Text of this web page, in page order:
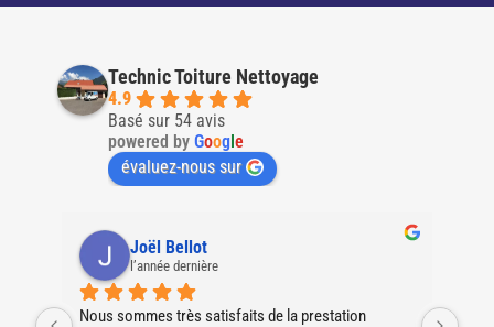
Technic Toiture Nettoyage
4.9
Basé sur 54 avis
powered byGoogle
évaluez-nous sur
Joël Bellot
l’année dernière
Nous sommes très satisfaits de la prestation